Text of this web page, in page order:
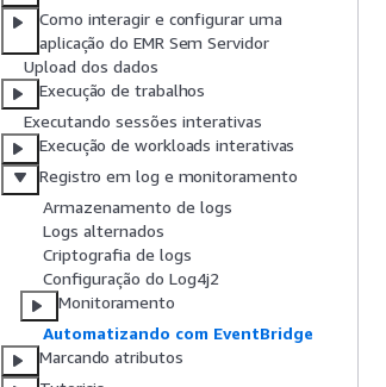
Como interagir e configurar uma
aplicação do EMR Sem Servidor
Upload dos dados
Execução de trabalhos
Executando sessões interativas
Execução de workloads interativas
Registro em log e monitoramento
Armazenamento de logs
Logs alternados
Criptografia de logs
Configuração do Log4j2
Monitoramento
Automatizando com EventBridge
Marcando atributos